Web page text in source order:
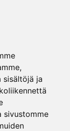
sisältöjä ja
sivustomme